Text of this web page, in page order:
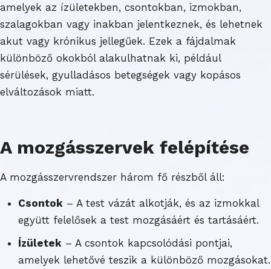
amelyek az ízületekben, csontokban, izmokban,
szalagokban vagy inakban jelentkeznek, és lehetnek
akut vagy krónikus jellegűek. Ezek a fájdalmak
különböző okokból alakulhatnak ki, például
sérülések, gyulladásos betegségek vagy kopásos
elváltozások miatt.
A mozgásszervek felépítése
A mozgásszervrendszer három fő részből áll:
Csontok – A test vázát alkotják, és az izmokkal
együtt felelősek a test mozgásáért és tartásáért.
Ízületek – A csontok kapcsolódási pontjai,
amelyek lehetővé teszik a különböző mozgásokat.